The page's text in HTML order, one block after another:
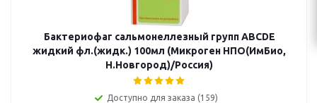
Бактериофаг сальмонеллезный групп ABCDE
жидкий фл.(жидк.) 100мл (Микроген НПО(ИмБио,
Н.Новгород)/Россия)
Доступно для заказа (159)